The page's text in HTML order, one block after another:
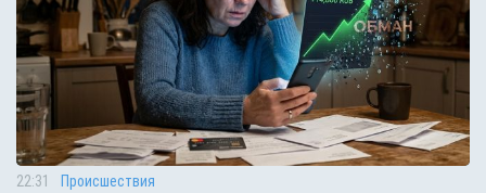
22:31 Происшествия